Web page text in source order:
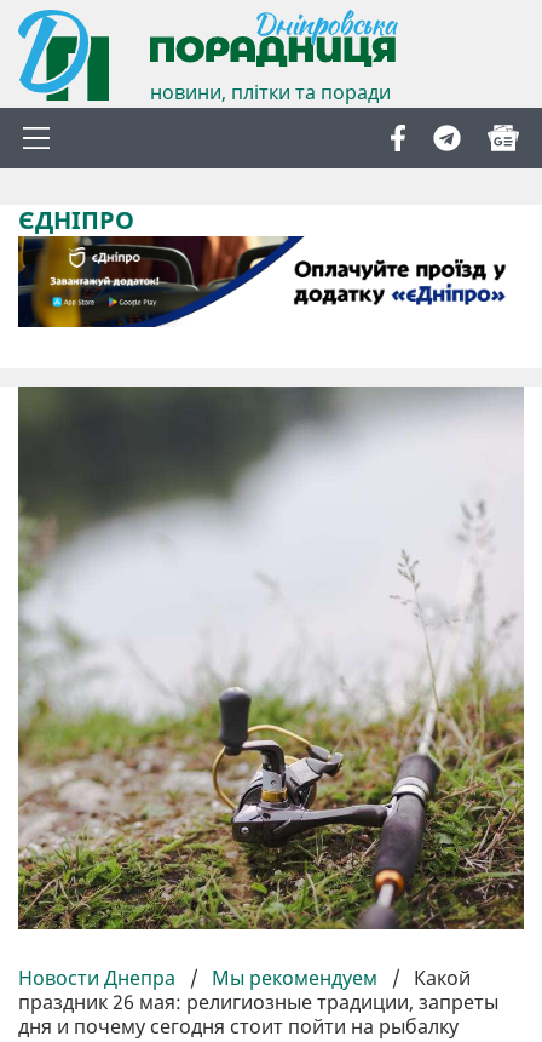
новини, плітки та поради
ЄДНІПРО
Новости Днепра / Мы рекомендуем / Какой
праздник 26 мая: религиозные традиции, запреты
дня и почему сегодня стоит пойти на рыбалку